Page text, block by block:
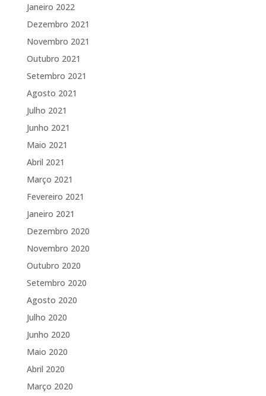
Janeiro 2022
Dezembro 2021
Novembro 2021
Outubro 2021
Setembro 2021
Agosto 2021
Julho 2021
Junho 2021
Maio 2021
Abril 2021
Março 2021
Fevereiro 2021
Janeiro 2021
Dezembro 2020
Novembro 2020
Outubro 2020
Setembro 2020
Agosto 2020
Julho 2020
Junho 2020
Maio 2020
Abril 2020
Março 2020